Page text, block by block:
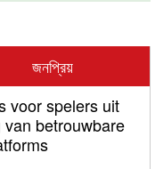
জনপ্রিয়
voor spelers uit
betrouwbare